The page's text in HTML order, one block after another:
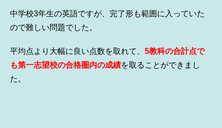
中学校3年生の英語ですが、完了形も範囲に入っていた
ので難しい問題でした。
平均点より大幅に良い点数を取れて、 5教科の合計点で
も第一志望校の合格圏内の成績を取ることができまし
た。